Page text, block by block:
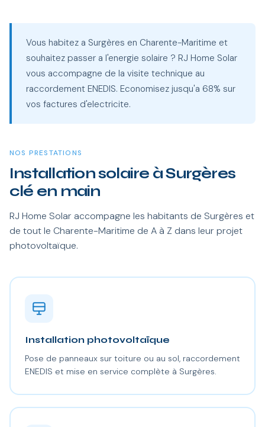
Vous habitez a Surgères en Charente-Maritime et
souhaitez passer a l'energie solaire ? RJ Home Solar
vous accompagne de la visite technique au
raccordement ENEDIS. Economisez jusqu'a 68% sur
vos factures d'electricite.
NOS PRESTATIONS
Installation solaire à Surgères
clé en main
RJ Home Solar accompagne les habitants de Surgères et
de tout le Charente-Maritime de A à Z dans leur projet
photovoltaïque.
Installation photovoltaïque
Pose de panneaux sur toiture ou au sol, raccordement
ENEDIS et mise en service complète à Surgères.